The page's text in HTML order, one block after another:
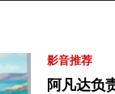
影音推荐
阿凡达负